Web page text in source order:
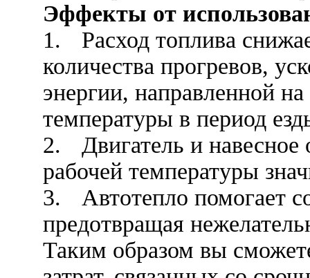
Эффекты от
1.
Расход топлива
количества прогревов,
энергии, направленной
температуры в период
2.
Двигатель и
рабочей температуры
3.
Автотепло помогает
предотвращая
Таким образом вы